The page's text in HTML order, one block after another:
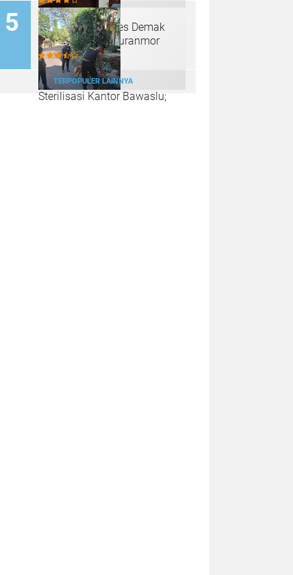
Sat Reskrim Polres Demak
Ungkap Kasus Curanmor
Sterilisasi Kantor Bawaslu;
TERPOPULER LAINNYA